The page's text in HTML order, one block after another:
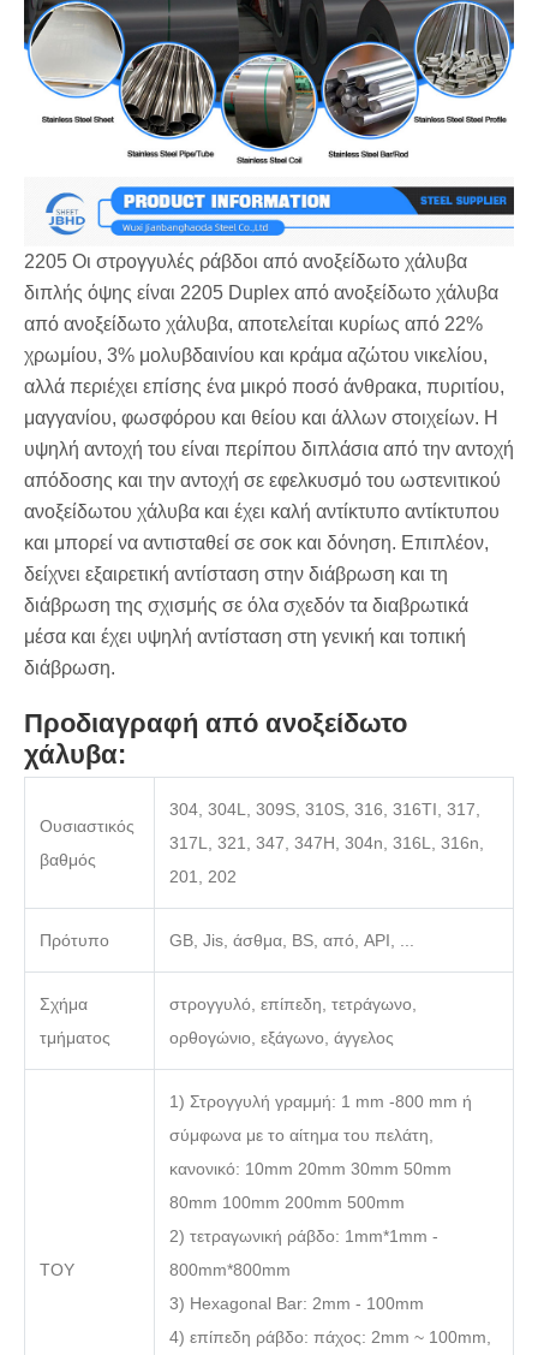
2205 Οι στρογγυλές ράβδοι από ανοξείδωτο χάλυβα
διπλής όψης είναι 2205 Duplex από ανοξείδωτο χάλυβα
από ανοξείδωτο χάλυβα, αποτελείται κυρίως από 22%
χρωμίου, 3% μολυβδαινίου και κράμα αζώτου νικελίου,
αλλά περιέχει επίσης ένα μικρό ποσό άνθρακα, πυριτίου,
μαγγανίου, φωσφόρου και θείου και άλλων στοιχείων. Η
υψηλή αντοχή του είναι περίπου διπλάσια από την αντοχή
απόδοσης και την αντοχή σε εφελκυσμό του ωστενιτικού
ανοξείδωτου χάλυβα και έχει καλή αντίκτυπο αντίκτυπου
και μπορεί να αντισταθεί σε σοκ και δόνηση. Επιπλέον,
δείχνει εξαιρετική αντίσταση στην διάβρωση και τη
διάβρωση της σχισμής σε όλα σχεδόν τα διαβρωτικά
μέσα και έχει υψηλή αντίσταση στη γενική και τοπική
διάβρωση.
Προδιαγραφή από ανοξείδωτο
χάλυβα:
Ουσιαστικός
βαθμός
304, 304L, 309S, 310S, 316, 316TI, 317,
317L, 321, 347, 347H, 304n, 316L, 316n,
201, 202
Πρότυπο GB, Jis, άσθμα, BS, από, API, ...
Σχήμα
τμήματος
στρογγυλό, επίπεδη, τετράγωνο,
ορθογώνιο, εξάγωνο, άγγελος
ΤΟΥ
1) Στρογγυλή γραμμή: 1 mm -800 mm ή
σύμφωνα με το αίτημα του πελάτη,
κανονικό: 10mm 20mm 30mm 50mm
80mm 100mm 200mm 500mm
2) τετραγωνική ράβδο: 1mm*1mm -
800mm*800mm
3) Hexagonal Bar: 2mm - 100mm
4) επίπεδη ράβδο: πάχος: 2mm ~ 100mm,